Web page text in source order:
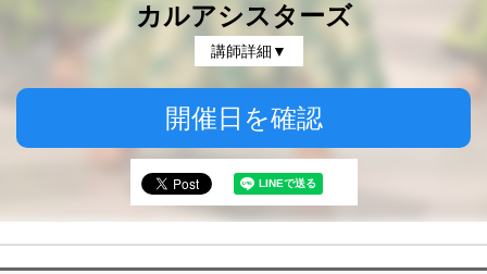
カルアシスターズ
講師詳細▼
開催日を確認